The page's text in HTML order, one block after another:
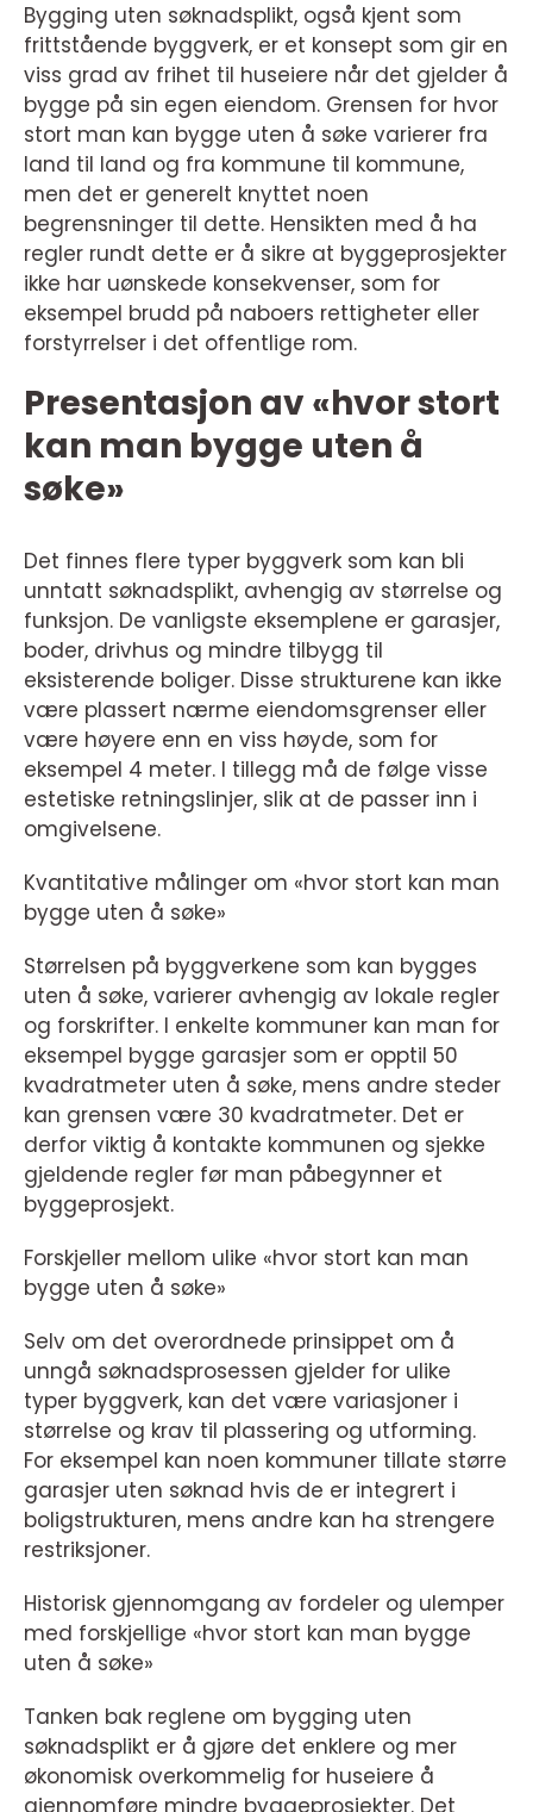
Bygging uten søknadsplikt, også kjent som
frittstående byggverk, er et konsept som gir en
viss grad av frihet til huseiere når det gjelder å
bygge på sin egen eiendom. Grensen for hvor
stort man kan bygge uten å søke varierer fra
land til land og fra kommune til kommune,
men det er generelt knyttet noen
begrensninger til dette. Hensikten med å ha
regler rundt dette er å sikre at byggeprosjekter
ikke har uønskede konsekvenser, som for
eksempel brudd på naboers rettigheter eller
forstyrrelser i det offentlige rom.
Presentasjon av «hvor stort
kan man bygge uten å
søke»
Det finnes flere typer byggverk som kan bli
unntatt søknadsplikt, avhengig av størrelse og
funksjon. De vanligste eksemplene er garasjer,
boder, drivhus og mindre tilbygg til
eksisterende boliger. Disse strukturene kan ikke
være plassert nærme eiendomsgrenser eller
være høyere enn en viss høyde, som for
eksempel 4 meter. I tillegg må de følge visse
estetiske retningslinjer, slik at de passer inn i
omgivelsene.
Kvantitative målinger om «hvor stort kan man
bygge uten å søke»
Størrelsen på byggverkene som kan bygges
uten å søke, varierer avhengig av lokale regler
og forskrifter. I enkelte kommuner kan man for
eksempel bygge garasjer som er opptil 50
kvadratmeter uten å søke, mens andre steder
kan grensen være 30 kvadratmeter. Det er
derfor viktig å kontakte kommunen og sjekke
gjeldende regler før man påbegynner et
byggeprosjekt.
Forskjeller mellom ulike «hvor stort kan man
bygge uten å søke»
Selv om det overordnede prinsippet om å
unngå søknadsprosessen gjelder for ulike
typer byggverk, kan det være variasjoner i
størrelse og krav til plassering og utforming.
For eksempel kan noen kommuner tillate større
garasjer uten søknad hvis de er integrert i
boligstrukturen, mens andre kan ha strengere
restriksjoner.
Historisk gjennomgang av fordeler og ulemper
med forskjellige «hvor stort kan man bygge
uten å søke»
Tanken bak reglene om bygging uten
søknadsplikt er å gjøre det enklere og mer
økonomisk overkommelig for huseiere å
gjennomføre mindre byggeprosjekter. Det